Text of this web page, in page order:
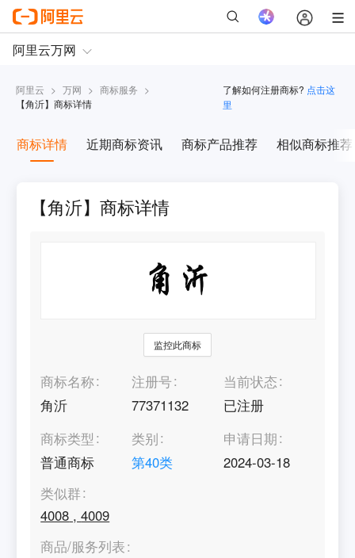
阿里云 > 万网 > 商标服务 >
【角沂】商标详情
了解如何注册商标? 点击这
里
商标详情 近期商标资讯 商标产品推荐 相似商标推荐
【角沂】商标详情
监控此商标
商标名称
角沂
注册号
77371132
当前状态
已注册
商标类型
普通商标
类别
第40类
申请日期
2024-03-18
类似群
4008 ,4009
商品/服务列表